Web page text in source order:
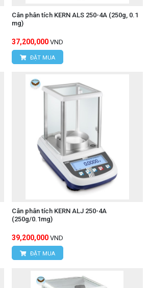
Cân phân tích KERN ALS 250-4A (250g, 0.1
mg)
37,200,000 VND
ĐẶT MUA
Cân phân tích KERN ALJ 250-4A
(250g/0.1mg)
39,200,000 VND
ĐẶT MUA